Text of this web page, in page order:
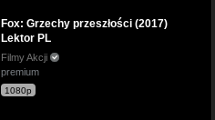
Fox: Grzechy przeszłości (2017)
Lektor PL
Filmy Akcji
premium
1080p